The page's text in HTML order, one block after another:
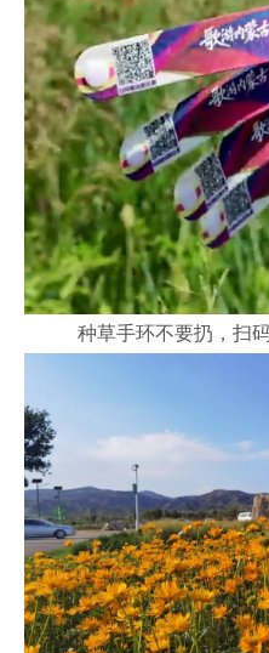
种草手环不要扔，扫